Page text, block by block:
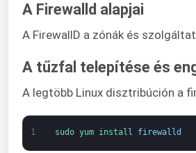
A Firewalld alapjai
A FirewallD a zónák és
A tűzfal telepítése és
A legtöbb Linux disztribúción a
1 sudo yum install firewalld